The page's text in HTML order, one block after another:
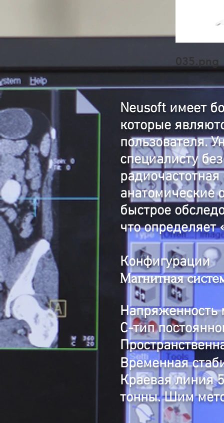
Neusoft имеет
которые
пользователя.
специалисту
анатомические
быстрое
что
Конфигурации
Магнитная
Напряженность
С-тип
Временная
Краевая линия
тонны. Шим
035.png